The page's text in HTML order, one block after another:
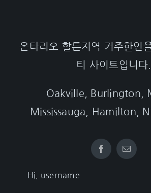
온타리오 할튼지역 거주한인
티 사이트입니다.
Oakville, Burlington,
Mississauga, Hamilton,
Hi, username